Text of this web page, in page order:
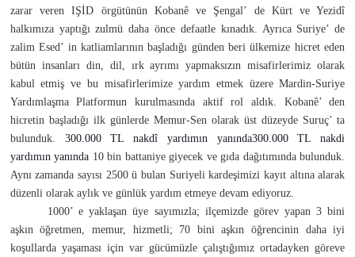
zarar veren IŞİD örgütünün Kobanê ve Şengal’ de Kürt ve Yezidî
halkımıza yaptığı zulmü daha önce defaatle kınadık. Ayrıca Suriye’ de
zalim Esed’ in katliamlarının başladığı günden beri ülkemize hicret eden
bütün insanları din, dil, ırk ayrımı yapmaksızın misafirlerimiz olarak
kabul etmiş ve bu misafirlerimize yardım etmek üzere Mardin-Suriye
Yardımlaşma Platformun kurulmasında aktif rol aldık. Kobanê’ den
hicretin başladığı ilk günlerde Memur-Sen olarak üst düzeyde Suruç’ ta
bulunduk. 300.000 TL nakdî yardımın yanında300.000 TL nakdi
yardımın yanında 10 bin battaniye giyecek ve gıda dağıtımında bulunduk.
Aynı zamanda sayısı 2500 ü bulan Suriyeli kardeşimizi kayıt altına alarak
düzenli olarak aylık ve günlük yardım etmeye devam ediyoruz.
1000’ e yaklaşan üye sayımızla; ilçemizde görev yapan 3 bini
aşkın öğretmen, memur, hizmetli; 70 bini aşkın öğrencinin daha iyi
koşullarda yaşaması için var gücümüzle çalıştığımız ortadayken göreve